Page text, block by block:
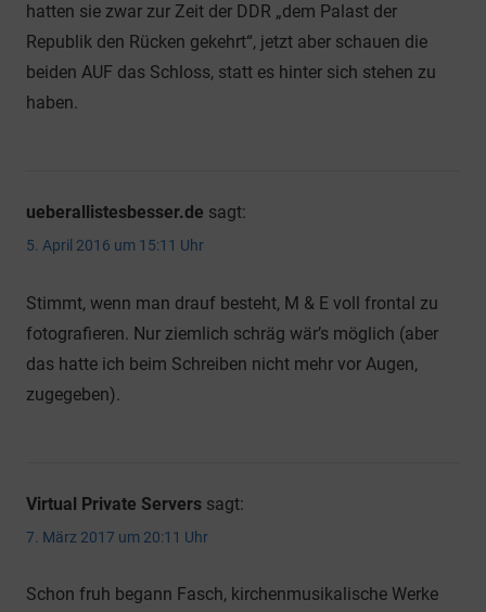
hatten sie zwar zur Zeit der DDR „dem Palast der
Republik den Rücken gekehrt“, jetzt aber schauen die
beiden AUF das Schloss, statt es hinter sich stehen zu
haben.
ueberallistesbesser.de sagt:
5. April 2016 um 15:11 Uhr
Stimmt, wenn man drauf besteht, M & E voll frontal zu
fotografieren. Nur ziemlich schräg wär’s möglich (aber
das hatte ich beim Schreiben nicht mehr vor Augen,
zugegeben).
Virtual Private Servers sagt:
7. März 2017 um 20:11 Uhr
Schon fruh begann Fasch, kirchenmusikalische Werke